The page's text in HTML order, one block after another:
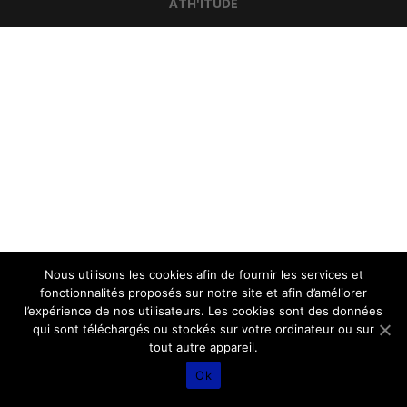
Nous utilisons les cookies afin de fournir les services et
fonctionnalités proposés sur notre site et afin d’améliorer
l’expérience de nos utilisateurs. Les cookies sont des données
qui sont téléchargés ou stockés sur votre ordinateur ou sur
tout autre appareil.
Ok